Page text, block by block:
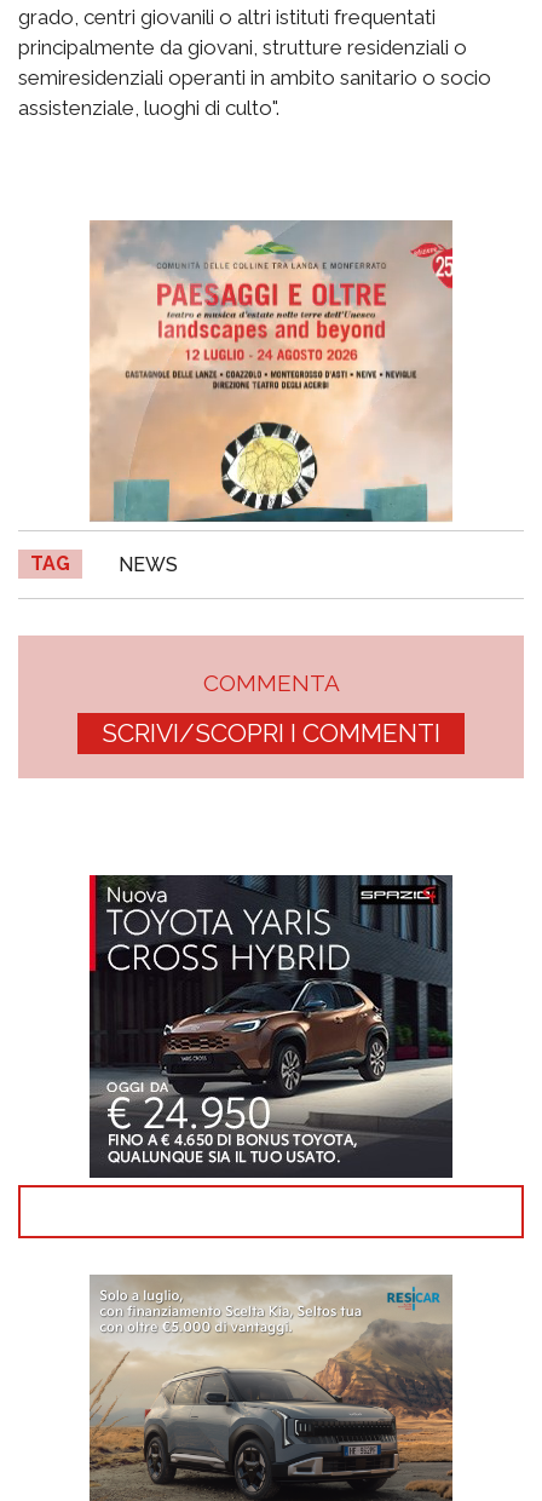
grado, centri giovanili o altri istituti frequentati
principalmente da giovani, strutture residenziali o
semiresidenziali operanti in ambito sanitario o socio
assistenziale, luoghi di culto".
TAG NEWS
COMMENTA
SCRIVI/SCOPRI I COMMENTI